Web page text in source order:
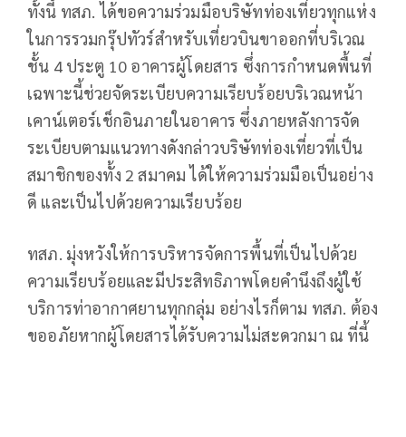
ทั้งนี้ ทสภ. ได้ขอความร่วมมือบริษัทท่องเที่ยวทุกแห่ง
ในการรวมกรุ๊ปทัวร์สำหรับเที่ยวบินขาออกที่บริเวณ
ชั้น 4 ประตู 10 อาคารผู้โดยสาร ซึ่งการกำหนดพื้นที่
เฉพาะนี้ช่วยจัดระเบียบความเรียบร้อยบริเวณหน้า
เคาน์เตอร์เช็กอินภายในอาคาร ซึ่งภายหลังการจัด
ระเบียบตามแนวทางดังกล่าวบริษัทท่องเที่ยวที่เป็น
สมาชิกของทั้ง 2 สมาคม ได้ให้ความร่วมมือเป็นอย่าง
ดี และเป็นไปด้วยความเรียบร้อย
ทสภ. มุ่งหวังให้การบริหารจัดการพื้นที่เป็นไปด้วย
ความเรียบร้อยและมีประสิทธิภาพโดยคำนึงถึงผู้ใช้
บริการท่าอากาศยานทุกกลุ่ม อย่างไรก็ตาม ทสภ. ต้อง
ขออภัยหากผู้โดยสารได้รับความไม่สะดวกมา ณ ที่นี้